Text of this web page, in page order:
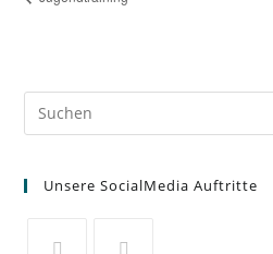
Unsere SocialMedia Auftritte